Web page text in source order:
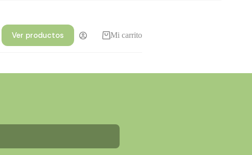
Ver productos Mi carrito